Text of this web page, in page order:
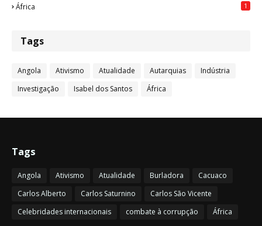
África 1
Tags
Angola Ativismo Atualidade Autarquias
Indústria
Investigação
Isabel dos Santos África
Tags
Angola Ativismo Atualidade Burladora
Cacuaco
Carlos Alberto
Carlos Saturnino
Carlos São Vicente
Celebridades internacionais
combate à corrupção África